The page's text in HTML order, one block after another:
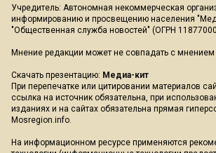
Учредитель: Автономная некоммерческая
информированию и просвещению населения
"Общественная служба новостей" (ОГРН
Мнение редакции может не совпадать с мнением
Скачать презентацию: Медиа-кит
При перепечатке или цитировании материалов
ссылка на источник обязательна, при
изданиях и на сайтах обязательна прямая
Mosregion.info.
На информационном ресурсе применяются